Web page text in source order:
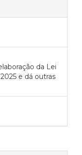
da Lei
e dá outras